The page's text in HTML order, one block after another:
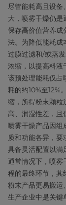
尽管能耗高且设备
大，喷雾干燥仍是
保存高价值营养成
法。为降低能耗成
过膜过滤和/或蒸
浓缩，以提高料液
该预处理能耗仅占
耗的约10%至12%
缩，所得粉末颗粒
高、润湿性差，且
喷雾干燥产品因组
质和功能各异，要
具备灵活配置以满
通常情况下，喷雾
程的最终环节，其
粉末产品更易搬运
生产企业中是关键